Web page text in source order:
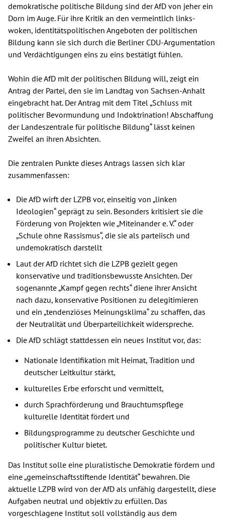
demokratische politische Bildung sind der AfD von jeher ein
Dorn im Auge. Für ihre Kritik an den vermeintlich links-
woken, identitätspolitischen Angeboten der politischen
Bildung kann sie sich durch die Berliner CDU-Argumentation
und Verdächtigungen eins zu eins bestätigt fühlen.
Wohin die AfD mit der politischen Bildung will, zeigt ein
Antrag der Partei, den sie im Landtag von Sachsen-Anhalt
eingebracht hat. Der Antrag mit dem Titel „Schluss mit
politischer Bevormundung und Indoktrination! Abschaffung
der Landeszentrale für politische Bildung“ lässt keinen
Zweifel an ihren Absichten.
Die zentralen Punkte dieses Antrags lassen sich klar
zusammenfassen:
Die AfD wirft der LZPB vor, einseitig von „linken
Ideologien“ geprägt zu sein. Besonders kritisiert sie die
Förderung von Projekten wie „Miteinander e. V.“ oder
„Schule ohne Rassismus“, die sie als parteiisch und
undemokratisch darstellt
Laut der AfD richtet sich die LZPB gezielt gegen
konservative und traditionsbewusste Ansichten. Der
sogenannte „Kampf gegen rechts“ diene ihrer Ansicht
nach dazu, konservative Positionen zu delegitimieren
und ein „tendenziöses Meinungsklima“ zu schaffen, das
der Neutralität und Überparteilichkeit widerspreche.
Die AfD schlägt stattdessen ein neues Institut vor, das:
Nationale Identifikation mit Heimat, Tradition und
deutscher Leitkultur stärkt,
kulturelles Erbe erforscht und vermittelt,
durch Sprachförderung und Brauchtumspflege
kulturelle Identität fördert und
Bildungsprogramme zu deutscher Geschichte und
politischer Kultur bietet.
Das Institut solle eine pluralistische Demokratie fördern und
eine „gemeinschaftsstiftende Identität“ bewahren. Die
aktuelle LZPB wird von der AfD als unfähig dargestellt, diese
Aufgaben neutral und objektiv zu erfüllen. Das
vorgeschlagene Institut soll vollständig aus dem